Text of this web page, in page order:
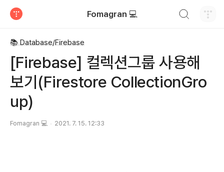
Fomagran 💻
📚 Database/Firebase
[Firebase] 컬렉션그룹 사용해
보기(Firestore CollectionGro
up)
Fomagran 💻 2021. 7. 15. 12:33